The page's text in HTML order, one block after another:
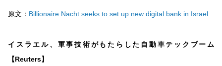
原文： Billionaire Nacht seeks to set up new digital bank in Israel
イスラエル、軍事技術がもたらした自動車テックブーム
【Reuters】